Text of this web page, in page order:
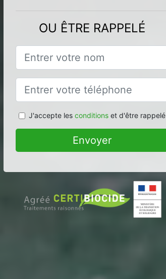
OU ÊTRE RAPPELÉ
J'accepte les conditionset d'être rappelé
Envoyer